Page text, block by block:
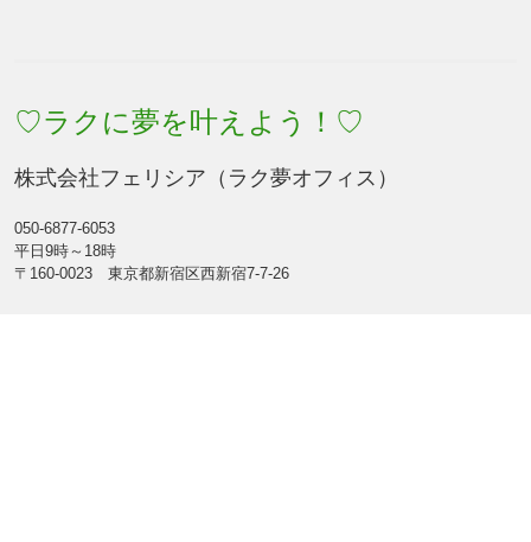
♡ラクに夢を叶えよう！♡
株式会社フェリシア（ラク夢オフィス）
050-6877-6053
平日9時～18時
〒160-0023 東京都新宿区西新宿7-7-26